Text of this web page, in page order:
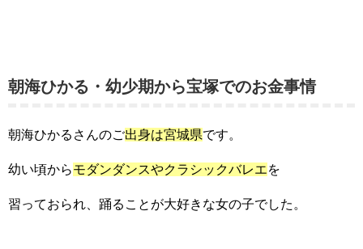
朝海ひかる・幼少期から宝塚でのお金事情
朝海ひかるさんのご出身は宮城県です。
幼い頃からモダンダンスやクラシックバレエを
習っておられ、踊ることが大好きな女の子でした。